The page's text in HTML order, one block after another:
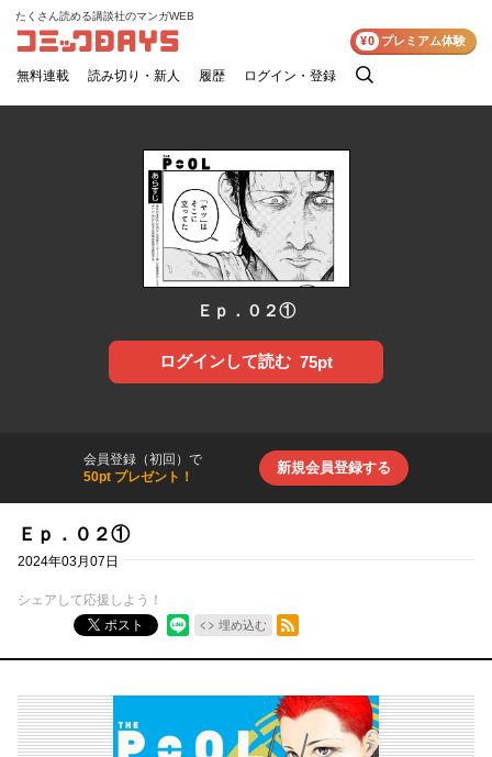
コミックDAYS
たくさん読める講談社のマンガWEB
無料連載 読み切り・新人 履歴 ログイン・登録
検
¥0 プレミアム体験
Ｅｐ．０２①
ログインして読む 75pt
会員登録（初回）で
50pt プレゼント！
新規会員登録する
Ｅｐ．０２①
2024年03月07日
シェアして応援しよう！
ポスト
埋め込む
RSSフィード